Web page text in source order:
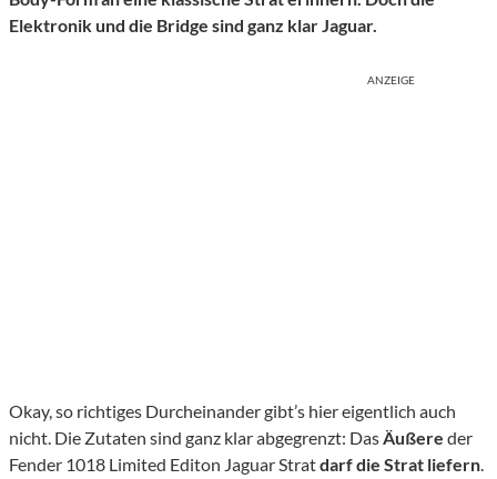
Elektronik und die Bridge sind ganz klar Jaguar.
ANZEIGE
Okay, so richtiges Durcheinander gibt’s hier eigentlich auch
nicht. Die Zutaten sind ganz klar abgegrenzt: DasÄußere der
Fender 1018 Limited Editon Jaguar Stratdarf die Strat liefern.